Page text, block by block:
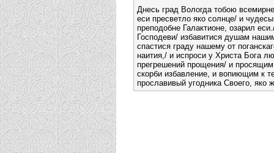
Днесь град Вологда тобою
еси пресветло яко солнце/ и
преподобне Галактионе, озарил
Господеви/ избавитися душам
спастися граду нашему от
наития,/ и испроси у Христа Бога
прегрешений прощения/ и
скорби избавление, и вопиющим к
прославивый угодника Своего, яко